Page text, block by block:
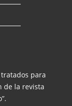
para
de la revista